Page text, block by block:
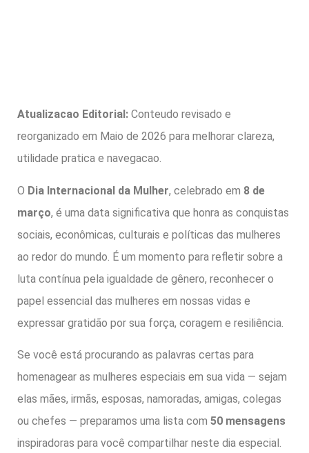
Atualizacao Editorial: Conteudo revisado e
reorganizado em Maio de 2026 para melhorar clareza,
utilidade pratica e navegacao.
O Dia Internacional da Mulher, celebrado em 8 de
março, é uma data significativa que honra as conquistas
sociais, econômicas, culturais e políticas das mulheres
ao redor do mundo. É um momento para refletir sobre a
luta contínua pela igualdade de gênero, reconhecer o
papel essencial das mulheres em nossas vidas e
expressar gratidão por sua força, coragem e resiliência.
Se você está procurando as palavras certas para
homenagear as mulheres especiais em sua vida — sejam
elas mães, irmãs, esposas, namoradas, amigas, colegas
ou chefes — preparamos uma lista com 50 mensagens
inspiradoras para você compartilhar neste dia especial.